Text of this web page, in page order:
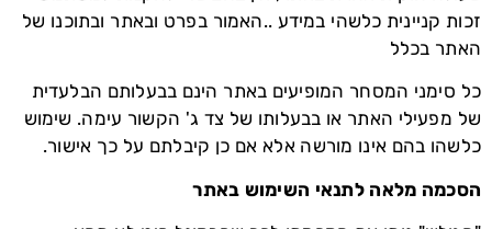
זכות קניינית כלשהי במידע ..האמור בפרט ובאתר ובתוכנו של
האתר בכלל
כל סימני המסחר המופיעים באתר הינם בבעלותם הבלעדית
של מפעילי האתר או בבעלותו של צד ג' הקשור עימה. שימוש
כלשהו בהם אינו מורשה אלא אם כן קיבלתם על כך אישור.
הסכמה מלאה לתנאי השימוש באתר